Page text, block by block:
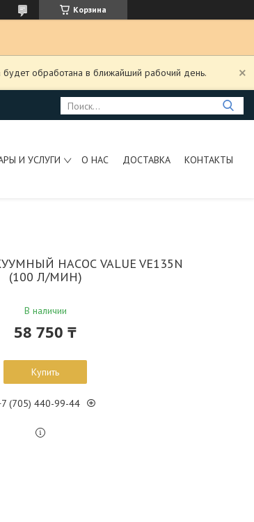
Корзина
обработана в ближайший рабочий день.
И УСЛУГИ О НАС ДОСТАВКА КОНТАКТЫ
НАСОС VALUE VE135N
(100 Л/МИН)
В наличии
58 750 ₸
Купить
(705) 440-99-44